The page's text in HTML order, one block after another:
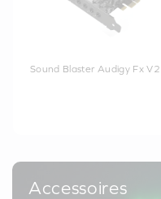
Sound Blaster Audigy Fx V2
Accessoires